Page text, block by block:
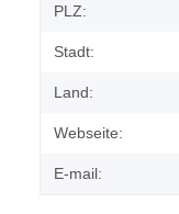
PLZ:
Stadt:
Land:
Webseite:
E-mail: